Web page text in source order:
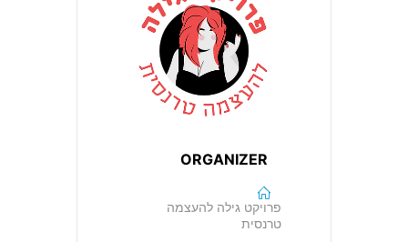
ORGANIZER
פרויקט גילה להעצמה
טרנסית